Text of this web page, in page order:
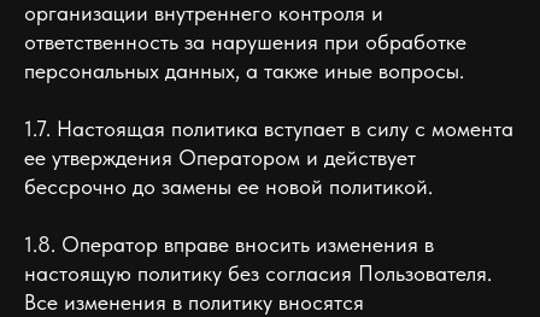
организации внутреннего контроля и
ответственность за нарушения при обработке
персональных данных, а также иные вопросы.
1.7. Настоящая политика вступает в силу с момента
ее утверждения Оператором и действует
бессрочно до замены ее новой политикой.
1.8. Оператор вправе вносить изменения в
настоящую политику без согласия Пользователя.
Все изменения в политику вносятся